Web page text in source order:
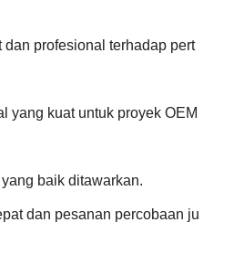
dan profesional terhadap pert
yang kuat untuk proyek OEM
baik ditawarkan.
dan pesanan percobaan ju